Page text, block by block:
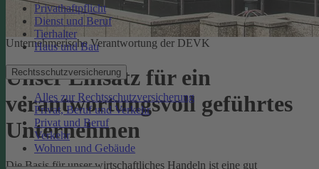
Privathaftpflicht
Dienst und Beruf
Tierhalter
Haus und Bau
Rechtsschutzversicherung
Alles zur Rechtsschutzversicherung
Privat, Beruf und Verkehr
Privat und Beruf
Verkehr
Wohnen und Gebäude
Unternehmerische Verantwortung der DEVK
Unser Einsatz für ein
verantwortungsvoll geführtes
Unternehmen
Die Basis für unser wirtschaftliches Handeln ist eine gut